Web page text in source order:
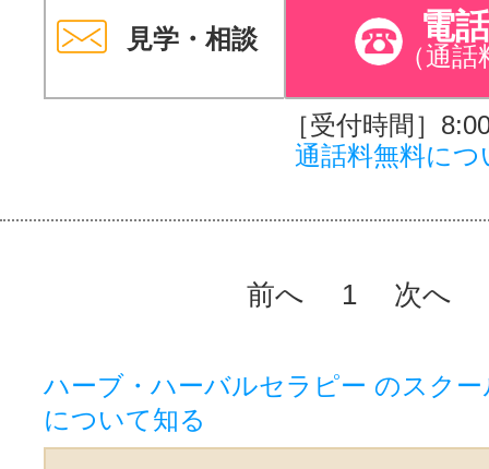
見学・相談 電
（通話
［受付時間］
通話料無料につ
前へ 1 次へ
ハーブ・ハーバルセラピー のスク
について知る